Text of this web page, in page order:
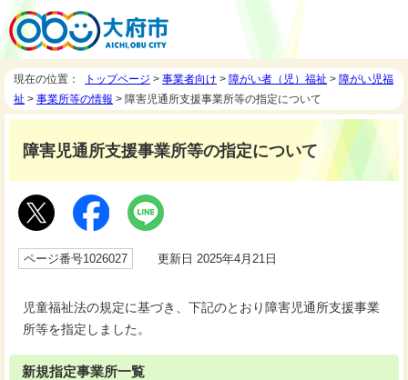
現在の位置： トップページ > 事業者向け > 障がい者（児）福祉 > 障がい児福
祉 > 事業所等の情報 > 障害児通所支援事業所等の指定について
障害児通所支援事業所等の指定について
ページ番号1026027 更新日 2025年4月21日
児童福祉法の規定に基づき、下記のとおり障害児通所支援事業
所等を指定しました。
新規指定事業所一覧